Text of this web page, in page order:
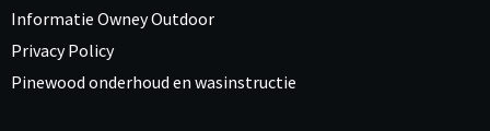
Informatie Owney Outdoor
Privacy Policy
Pinewood onderhoud en wasinstructie